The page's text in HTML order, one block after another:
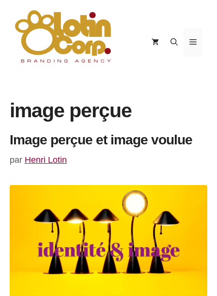
contenu
Menu
image perçue
Image perçue et image voulue
par Henri Lotin